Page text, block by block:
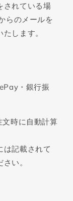
されている場
らのメールを
します。
・銀行振
時に自動計算
は記載されて
い。